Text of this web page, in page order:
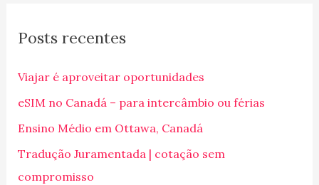
u
s
a
r
p
o
Posts recentes
Viajar é aproveitar oportunidades
eSIM no Canadá – para intercâmbio ou férias
Ensino Médio em Ottawa, Canadá
Tradução Juramentada | cotação sem
compromisso